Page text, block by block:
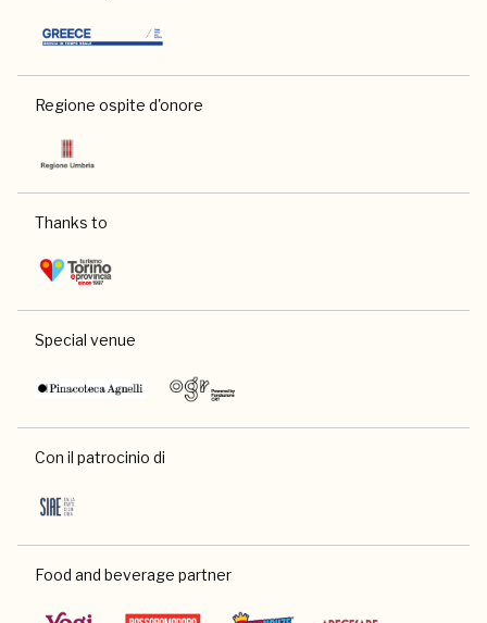
Regione ospite d'onore
Thanks to
Special venue
Con il patrocinio di
Food and beverage partner